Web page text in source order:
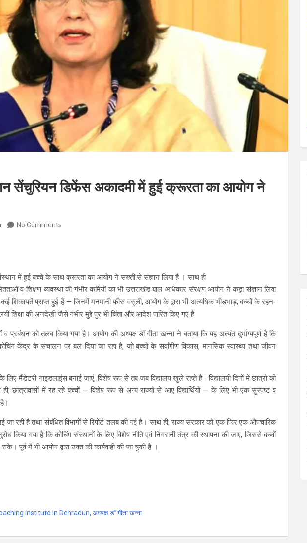
सेंचुरियन डिफेंस अकादमी में हुई क्रूरता का आयोग ने
No Comments
में हुई बच्चे के साथ क्रूरता का आयोग ने सख्ती से संज्ञान लिया है । साथ ही
व शिक्षण व्यवस्था की गंभीर कमियों का भी उत्तराखंड बाल अधिकार संरक्षण आयोग ने कड़ा संज्ञान लिया
शिकायतें प्राप्त हुई हैं — जिनमें मनमानी फीस वसूली, आयोग के द्वारा भी अत्यधिक भीड़भाड़, बच्चों के रहन-
शिक्षा की अनदेखी जैसे गंभीर मुद्दे पुर भी चिंता और आदेश पारित किए गए हैं
प्रबंधन को तलब किया गया है। आयोग की अध्यक्ष डॉ गीता खन्ना ने बताया कि यह अत्यंत दुर्भाग्यपूर्ण है कि
केंद्र के संचालन पर बल दिया जा रहा है, जो बच्चों के सर्वांगीण विकास, मानसिक स्वास्थ्य तथा जीवन
लिए मैंडेटरी गाइडलाइंस बनाई जाएं, विशेष रूप से तब जब विद्यालय खुले रहते हैं। विद्यालयी दिनों में छात्रों की
छात्रावासों में रह रहे बच्चों — विशेष रूप से अन्य राज्यों से आए विद्यार्थियों — के लिए भी एक सुस्पष्ट व
जा रही है तथा संबंधित विभागों से रिपोर्ट तलब की गई है। साथ ही, राज्य सरकार को एक फिर एक औपचारिक
किया गया है कि कोचिंग संस्थानों के लिए विशेष नीति एवं निगरानी तंत्र की स्थापना की जाए, जिससे बच्चों
पूर्व में भी आयोग द्वारा उक्त की कार्यवाही की जा चुकी है ।
institute in Dehradun, अध्यक्ष डॉ गीता खन्ना